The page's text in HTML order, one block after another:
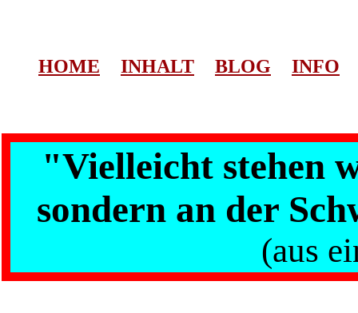
HOME INHALT BLOG INFO
"Vielleicht stehen
sondern an der
(aus